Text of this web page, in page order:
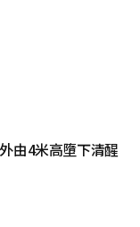
由4米高墮下清醒